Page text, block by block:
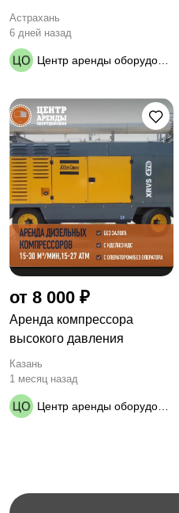
Астрахань
6 дней назад
от 8 000 ₽
Аренда компрессора
высокого давления
Казань
1 месяц назад